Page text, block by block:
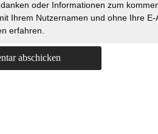
oder Informationen zum
Ihrem Nutzernamen und ohne Ihre
erfahren.